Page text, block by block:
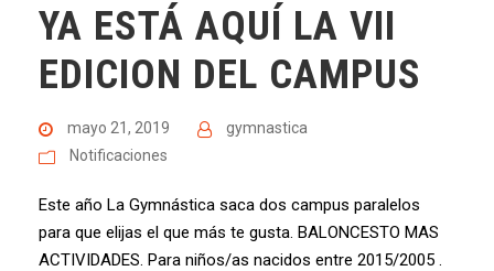
YA ESTÁ AQUÍ LA VII
EDICION DEL CAMPUS
mayo 21, 2019
gymnastica
Notificaciones
Este año La Gymnástica saca dos campus paralelos
para que elijas el que más te gusta. BALONCESTO MAS
ACTIVIDADES. Para niños/as nacidos entre 2015/2005 .